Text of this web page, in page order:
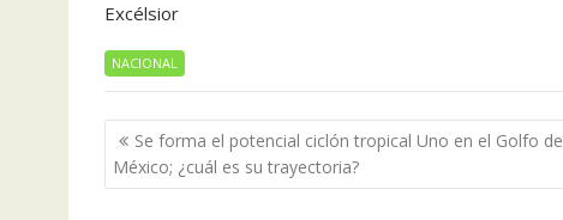
Excélsior
NACIONAL
Navegación
de
entradas
Se forma el potencial ciclón tropical Uno en el Golfo de
México; ¿cuál es su trayectoria?